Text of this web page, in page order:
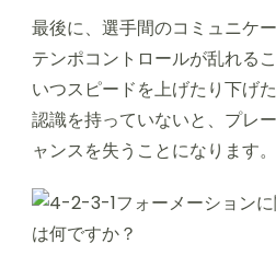
最後に、選手間のコミュニケ
テンポコントロールが乱れる
いつスピードを上げたり下げ
認識を持っていないと、プレ
ャンスを失うことになります。